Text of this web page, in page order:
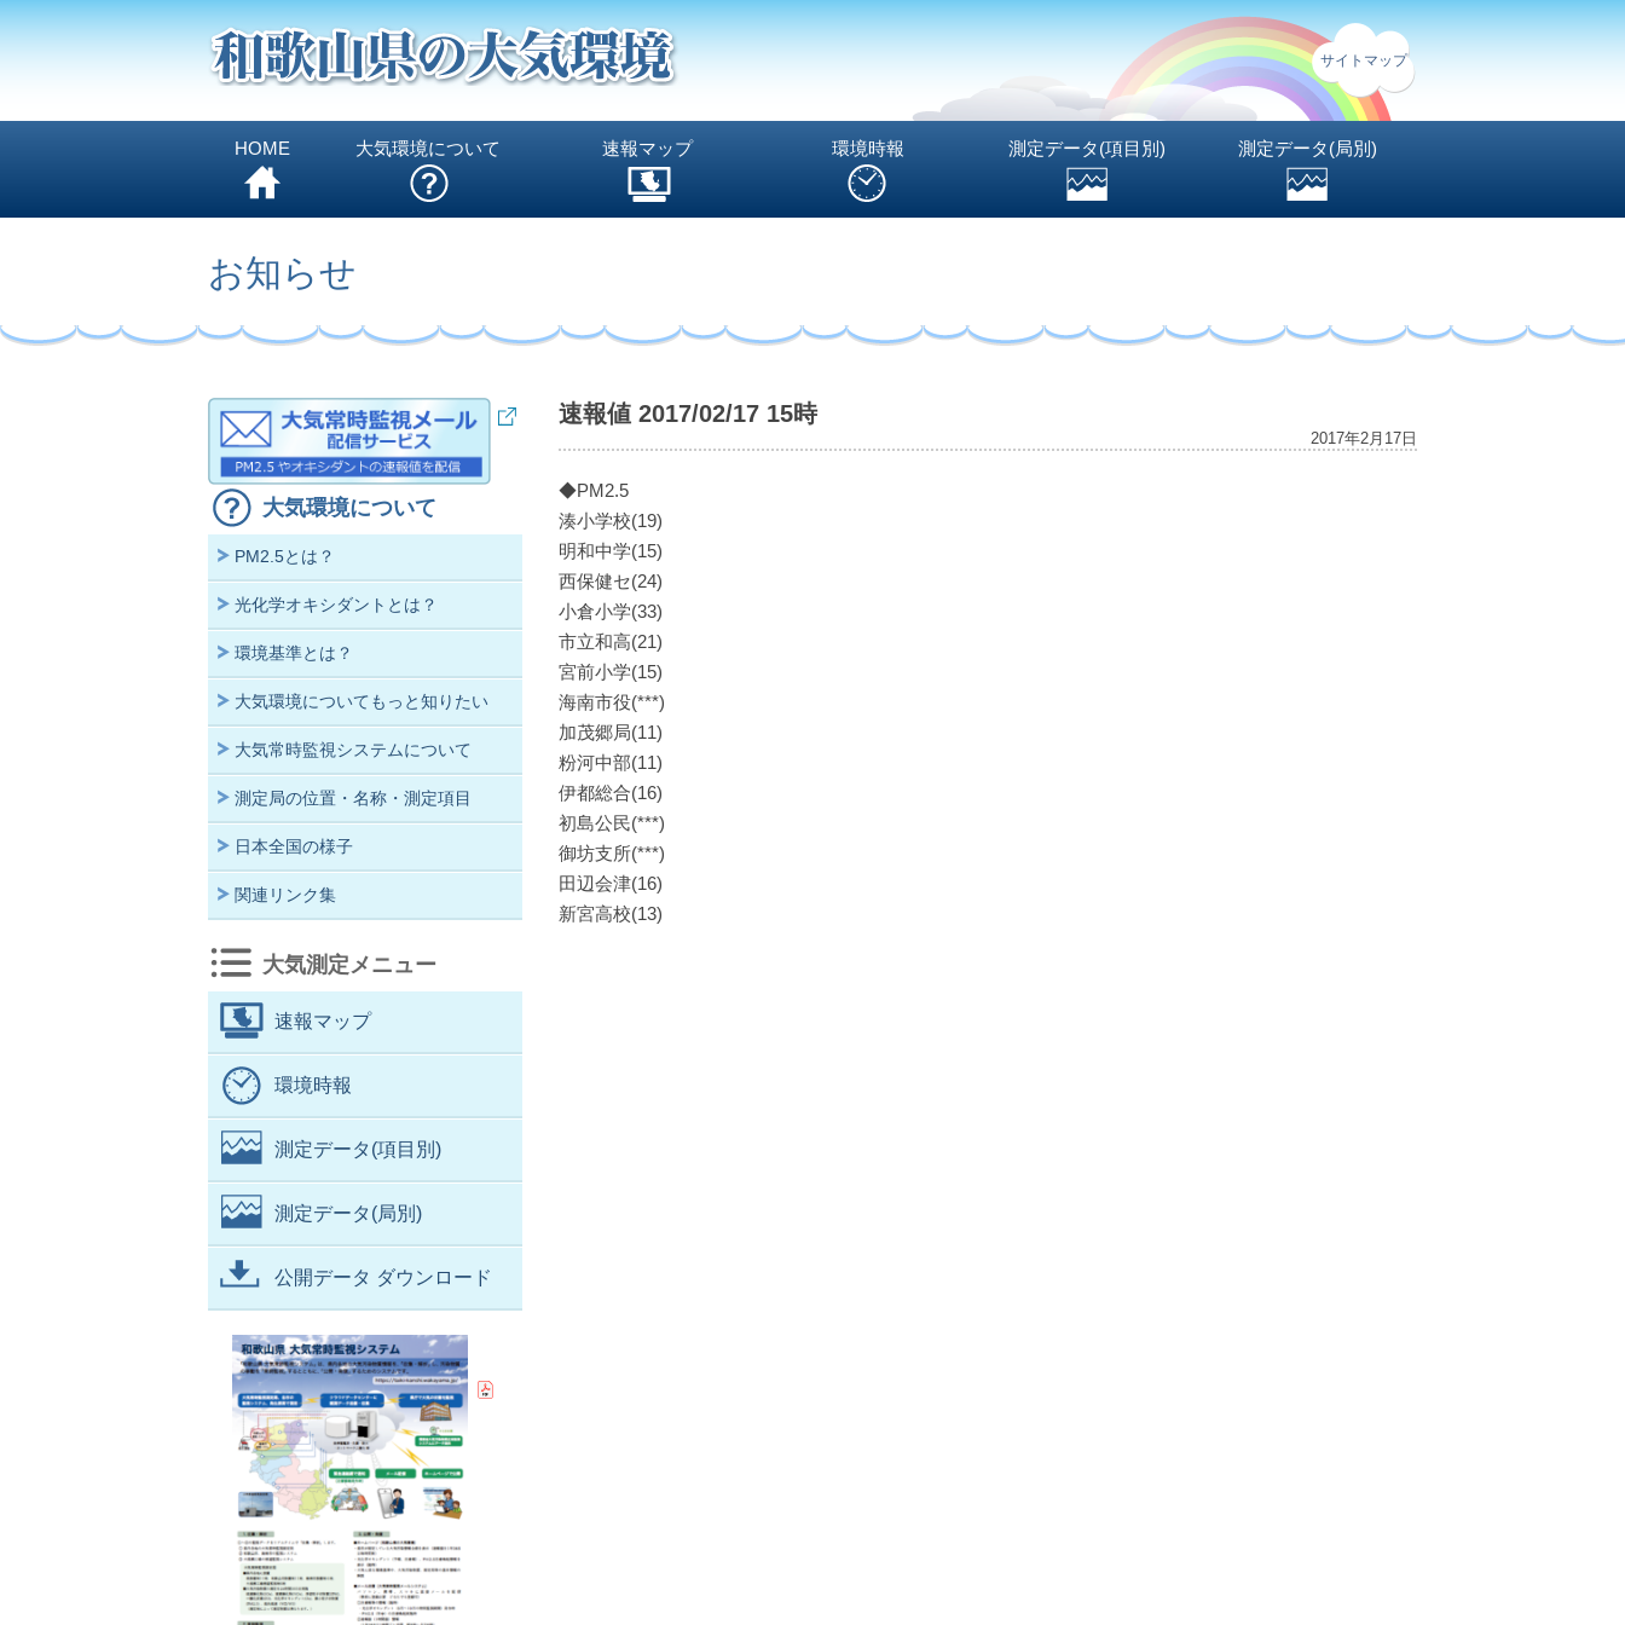
サイトマップ
HOME 大気環境について 速報マップ 環境時報 測定データ(項目別) 測定データ(局別)
お知らせ
速報値 2017/02/17 15時
2017年2月17日
◆PM2.5
湊小学校(19)
明和中学(15)
西保健セ(24)
小倉小学(33)
市立和高(21)
宮前小学(15)
海南市役(***)
加茂郷局(11)
粉河中部(11)
伊都総合(16)
初島公民(***)
御坊支所(***)
田辺会津(16)
新宮高校(13)
大気環境について
PM2.5とは？
光化学オキシダントとは？
環境基準とは？
大気環境についてもっと知りたい
大気常時監視システムについて
測定局の位置・名称・測定項目
日本全国の様子
関連リンク集
大気測定メニュー
速報マップ
環境時報
測定データ(項目別)
測定データ(局別)
公開データ ダウンロード